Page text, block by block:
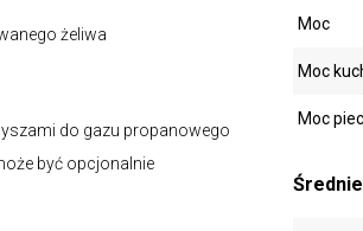
żeliwa
do gazu propanowego
być opcjonalnie
Moc
Moc
Moc